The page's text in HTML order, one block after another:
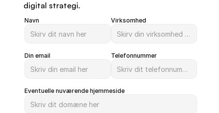
digital strategi.
Navn Virksomhed
Din email Telefonnummer
Eventuelle nuværende hjemmeside